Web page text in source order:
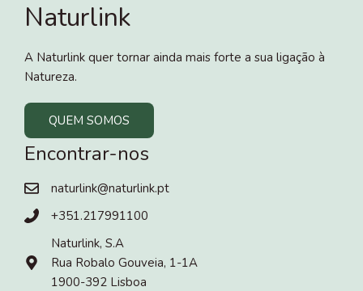
Naturlink
A Naturlink quer tornar ainda mais forte a sua ligação à
Natureza.
QUEM SOMOS
Encontrar-nos
naturlink@naturlink.pt
+351.217991100
Naturlink, S.A
Rua Robalo Gouveia, 1-1A
1900-392 Lisboa